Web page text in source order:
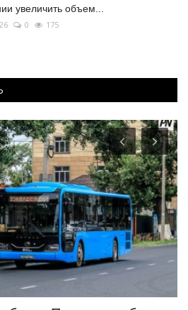
увеличить объем...
0 175